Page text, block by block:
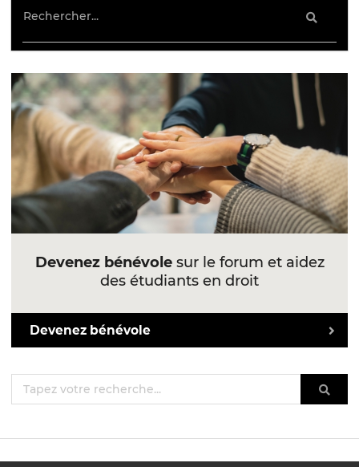
Devenez bénévolesur le forum et aidez
des étudiants en droit
Devenez bénévole